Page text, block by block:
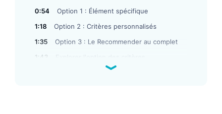
0:54
Option 1 : Élément spécifique
1:18
Option 2 : Critères personnalisés
1:35
Option 3 : Le Recommender au complet
1:43